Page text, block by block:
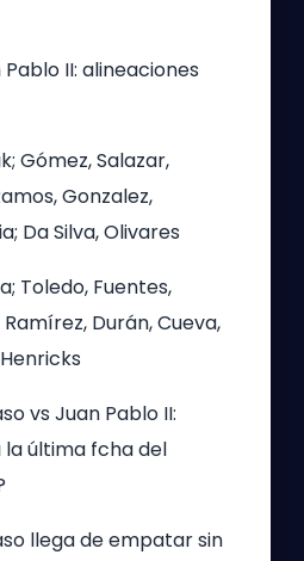
II: alineaciones
Gómez, Salazar,
Gonzalez,
Da Silva, Olivares
Toledo, Fuentes,
Durán, Cueva,
vs Juan Pablo II:
última fcha del
llega de empatar sin